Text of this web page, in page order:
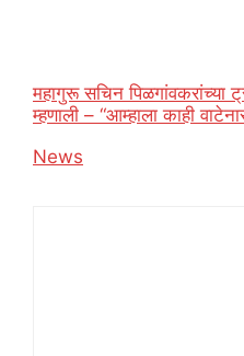
महागुरू सचिन पिळगांवकरांच्या
म्हणाली – “आम्हाला काही
In relation to
News